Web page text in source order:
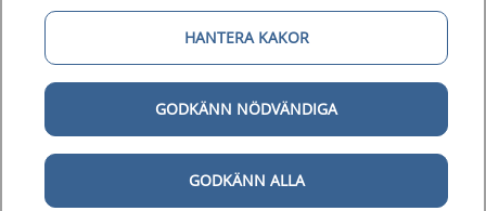
och nationella kunskapsstöd och är en del av
Nationellt system för kunskapsstyrning
hälso- och sjukvård.
1177 för vårdpersonal drivs av Inera AB på
uppdrag av Sveriges regioner.
HANTERA KAKOR
GODKÄNN NÖDVÄNDIGA
GODKÄNN ALLA